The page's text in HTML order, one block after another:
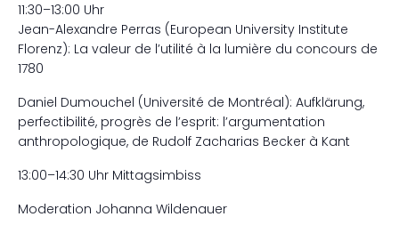
11:30–13:00 Uhr
Jean-Alexandre Perras (European University Institute
Florenz): La valeur de l’utilité à la lumière du concours de
1780
Daniel Dumouchel (Université de Montréal): Aufklärung,
perfectibilité, progrès de l’esprit: l’argumentation
anthropologique, de Rudolf Zacharias Becker à Kant
13:00–14:30 Uhr Mittagsimbiss
Moderation Johanna Wildenauer